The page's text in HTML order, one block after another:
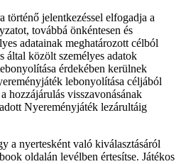
történő jelentkezéssel elfogadja a
továbbá önkéntesen és
adatainak meghatározott célból
által közölt személyes adatok
érdekében kerülnek
lebonyolítása céljából
hozzájárulás visszavonásának
Nyereményjáték lezárultáig
a nyertesként való kiválasztásáról
oldalán levélben értesítse. Játékos